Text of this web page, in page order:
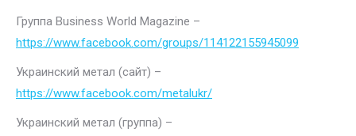
Группа Business World Magazine –
https://www.facebook.com/groups/114122155945099
Украинский метал (сайт) –
https://www.facebook.com/metalukr/
Украинский метал (группа) –